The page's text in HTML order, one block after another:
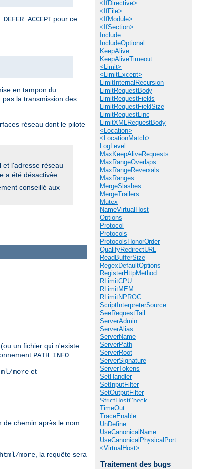
<IfDirective>
<IfFile>
<IfModule>
<IfSection>
Include
IncludeOptional
KeepAlive
KeepAliveTimeout
<Limit>
<LimitExcept>
LimitInternalRecursion
LimitRequestBody
LimitRequestFields
LimitRequestFieldSize
LimitRequestLine
LimitXMLRequestBody
<Location>
<LocationMatch>
LogLevel
MaxKeepAliveRequests
MaxRangeOverlaps
MaxRangeReversals
MaxRanges
MergeSlashes
MergeTrailers
Mutex
NameVirtualHost
Options
Protocol
Protocols
ProtocolsHonorOrder
QualifyRedirectURL
ReadBufferSize
RegexDefaultOptions
RegisterHttpMethod
RLimitCPU
RLimitMEM
RLimitNPROC
ScriptInterpreterSource
SeeRequestTail
ServerAdmin
ServerAlias
ServerName
ServerPath
ServerRoot
ServerSignature
ServerTokens
SetHandler
SetInputFilter
SetOutputFilter
StrictHostCheck
TimeOut
TraceEnable
UnDefine
UseCanonicalName
UseCanonicalPhysicalPort
<VirtualHost>
Traitement des bugs
pour ce
en tampon du
pas la transmission des
réseau dont le pilote
et l'adresse réseau
a été désactivée.
conseillé aux
un fichier qui n'existe
PATH_INFO.
more et
de chemin après le nom
more, la requête sera